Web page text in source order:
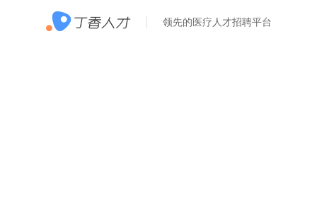
领先的医疗人才招聘平台